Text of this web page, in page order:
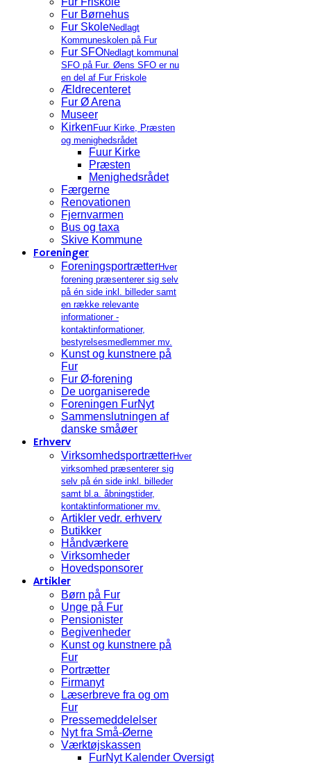
Fur Børnehus
Fur SkoleNedlagt
Kommuneskolen på Fur
Fur SFONedlagt kommunal
SFO på Fur. Øens SFO er nu
en del af Fur Friskole
Ældrecenteret
Fur Ø Arena
Museer
Kirken Fuur Kirke, Præsten
og menighedsrådet
Fuur Kirke
Præsten
Menighedsrådet
Færgerne
Renovationen
Fjernvarmen
Bus og taxa
Skive Kommune
Foreninger
ForeningsportrætterHver
forening præsenterer sig selv
på én side inkl. billeder samt
en række relevante
informationer -
kontaktinformationer,
bestyrelsesmedlemmer mv.
Kunst og kunstnere på
Fur
Fur Ø-forening
De uorganiserede
Foreningen FurNyt
Sammenslutningen af
danske småøer
Erhverv
VirksomhedsportrætterHver
virksomhed præsenterer sig
selv på én side inkl. billeder
samt bl.a. åbningstider,
kontaktinformationer mv.
Artikler vedr. erhverv
Butikker
Håndværkere
Virksomheder
Hovedsponsorer
Artikler
Børn på Fur
Unge på Fur
Pensionister
Begivenheder
Kunst og kunstnere på
Fur
Portrætter
Firmanyt
Læserbreve fra og om
Fur
Pressemeddelelser
Nyt fra Små-Øerne
Værktøjskassen
FurNyt Kalender Oversigt